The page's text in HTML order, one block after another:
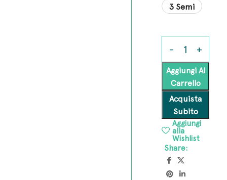
3 Semi
Aggiungi Al
Carrello
Acquista
Subito
Aggiungi
alla
Wishlist
Share: